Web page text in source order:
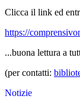
Clicca il link ed
https://
...buona lettura a
(per contatti:
Notizie